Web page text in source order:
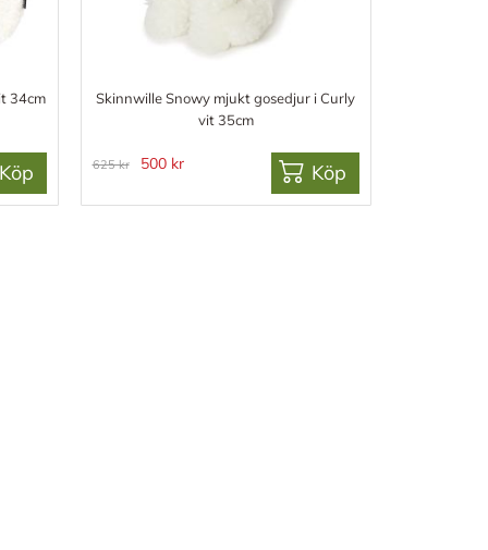
34cm
Skinnwille Snowy mjukt gosedjur i Curly
vit 35cm
625 kr 500 kr Köp